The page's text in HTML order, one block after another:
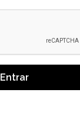
Entrar